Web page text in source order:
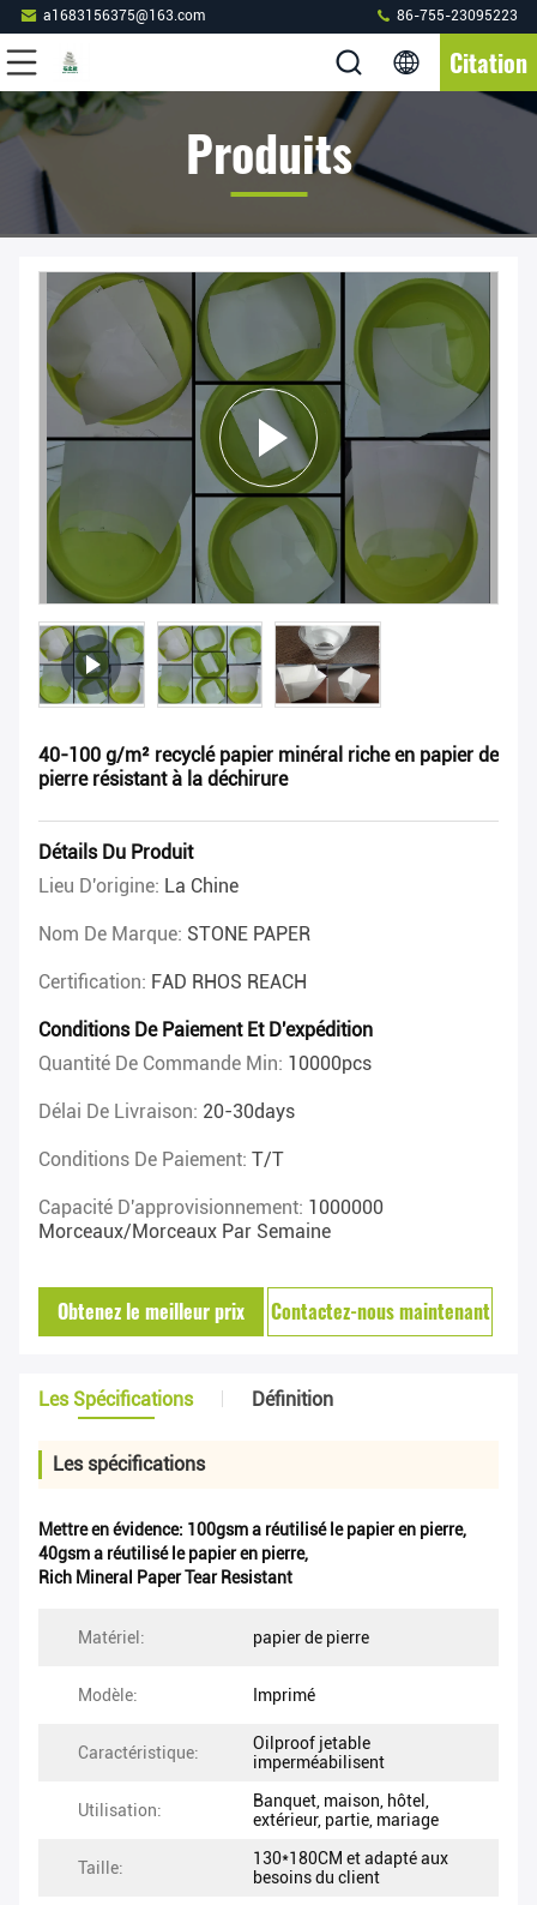
a1683156375@163.com 86-755-23095223
Citation
Produits
40-100 g/m² recyclé papier minéral riche en papier de
pierre résistant à la déchirure
Détails Du Produit
Lieu D'origine: La Chine
Nom De Marque: STONE PAPER
Certification: FAD RHOS REACH
Conditions De Paiement Et D'expédition
Quantité De Commande Min: 10000pcs
Délai De Livraison: 20-30days
Conditions De Paiement: T/T
Capacité D'approvisionnement: 1000000
Morceaux/morceaux Par Semaine
Obtenez le meilleur prix Contactez-nous maintenant
Les Spécifications Définition
Les spécifications
Mettre en évidence: 100gsm a réutilisé le papier en pierre,
40gsm a réutilisé le papier en pierre,
Rich Mineral Paper Tear Resistant
Matériel: papier de pierre
Modèle: Imprimé
Caractéristique:
Oilproof jetable
imperméabilisent
Utilisation:
Banquet, maison, hôtel,
extérieur, partie, mariage
Taille:
130*180CM et adapté aux
besoins du client